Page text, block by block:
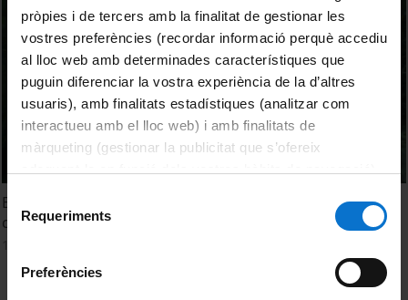
pròpies i de tercers amb la finalitat de gestionar les
vostres preferències (recordar informació perquè accediu
al lloc web amb determinades característiques que
puguin diferenciar la vostra experiència de la d’altres
usuaris), amb finalitats estadístiques (analitzar com
interactueu amb el lloc web) i amb finalitats de
màrqueting (gestionar la publicitat que s’ofereix
consultar laPolítica de galetes del lloc web de la
Selecció
de Requeriments
Preferències
El medi marí amenaçat per l'activitat humana i el canvi
climàtic